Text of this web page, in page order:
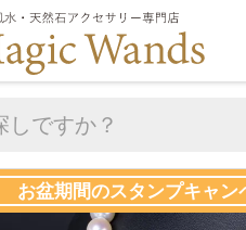
お盆期間のスタンプキャン